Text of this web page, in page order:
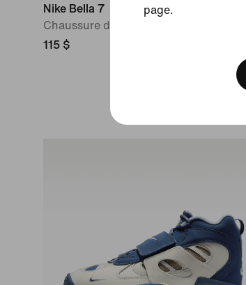
page.
Nike Bella 7
Chaussure d'entraînement pour femme
115 $